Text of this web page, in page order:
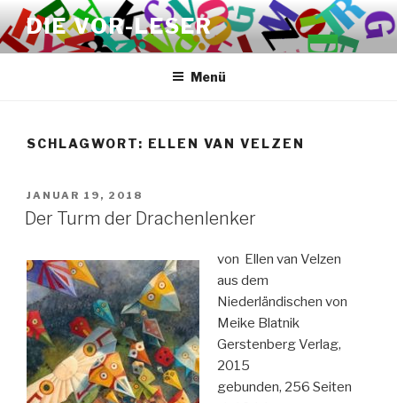
Zum
Inhalt
springen
DIE VOR-LESER
Menü
SCHLAGWORT: ELLEN VAN VELZEN
VERÖFFENTLICHT
AM
JANUAR 19, 2018
Der Turm der Drachenlenker
von Ellen van Velzen
aus dem
Niederländischen von
Meike Blatnik
Gerstenberg Verlag,
2015
gebunden, 256 Seiten